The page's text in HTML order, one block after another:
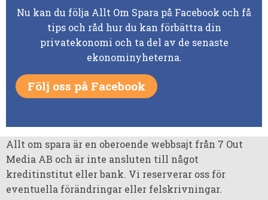
Nu kan du följa Allt Om Spara på Facebook och få
tips och råd hur du kan förbättra din
privatekonomi och ta del av de senaste
ekonominyheterna.
Följ oss på Facebook
Allt om spara är en oberoende webbsajt från 7 Out
Media AB och är inte ansluten till något
kreditinstitut eller bank. Vi reserverar oss för
eventuella förändringar eller felskrivningar.